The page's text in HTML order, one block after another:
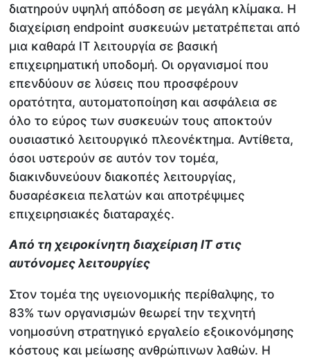
διατηρούν υψηλή απόδοση σε μεγάλη κλίμακα. Η
διαχείριση endpoint συσκευών μετατρέπεται από
μια καθαρά IT λειτουργία σε βασική
επιχειρηματική υποδομή. Οι οργανισμοί που
επενδύουν σε λύσεις που προσφέρουν
ορατότητα, αυτοματοποίηση και ασφάλεια σε
όλο το εύρος των συσκευών τους αποκτούν
ουσιαστικό λειτουργικό πλεονέκτημα. Αντίθετα,
όσοι υστερούν σε αυτόν τον τομέα,
διακινδυνεύουν διακοπές λειτουργίας,
δυσαρέσκεια πελατών και αποτρέψιμες
επιχειρησιακές διαταραχές.
Από τη χειροκίνητη διαχείρισηITστις
αυτόνομες λειτουργίες
Στον τομέα της υγειονομικής περίθαλψης, το
83% των οργανισμών θεωρεί την τεχνητή
νοημοσύνη στρατηγικό εργαλείο εξοικονόμησης
κόστους και μείωσης ανθρώπινων λαθών. Η